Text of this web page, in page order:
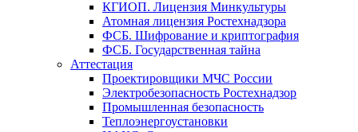
КГИОП. Лицензия Минкультуры
Атомная лицензия Ростехнадзора
ФСБ. Шифрование и криптография
ФСБ. Государственная тайна
Аттестация
Проектировщики МЧС России
Электробезопасность Ростехнадзор
Промышленная безопасность
Теплоэнергоустановки